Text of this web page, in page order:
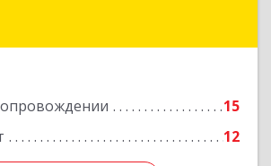
15
12
обл, Лобня г, Чехова ул,